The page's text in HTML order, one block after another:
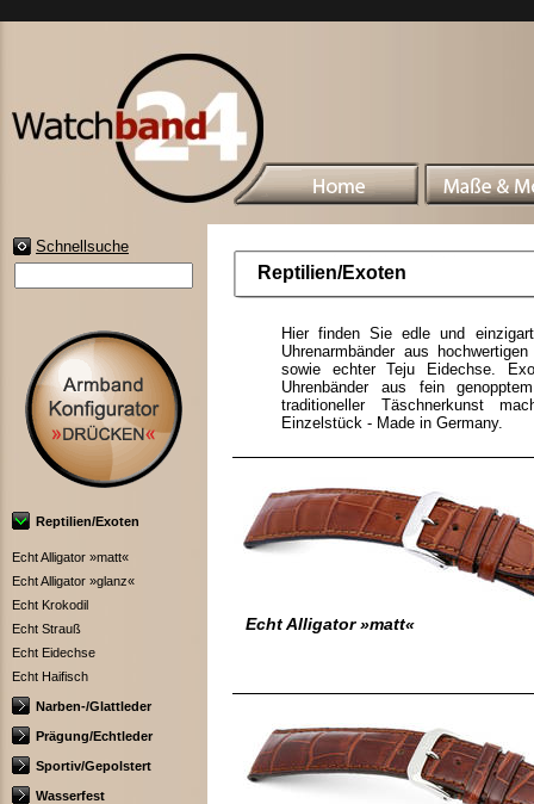
Schnellsuche
Reptilien/Exoten
Echt Alligator »matt«
Echt Alligator »glanz«
Echt Krokodil
Echt Strauß
Echt Eidechse
Echt Haifisch
Narben-/Glattleder
Prägung/Echtleder
Sportiv/Gepolstert
Wasserfest
Reptilien/Exoten
Hier finden Sie edle und
Uhrenarmbänder aus
sowie echter Teju Eidechse.
Uhrenbänder aus fein
traditioneller Täschnerkunst
Einzelstück - Made in Germany.
Echt Alligator »matt«